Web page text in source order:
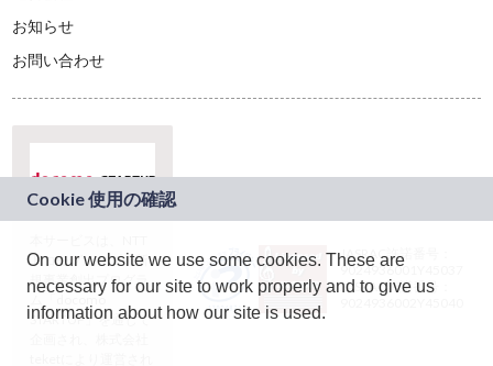
お知らせ
お問い合わせ
ドコモグループの新
規事業創出プログラ
ム「docomo
STARTUP」を通じて
JASRAC許諾番号：
9024936001Y45037
JASRAC許諾番号：
On our website we use some cookies. These are
necessary for our site to work properly and to give us
information about how our site is used.